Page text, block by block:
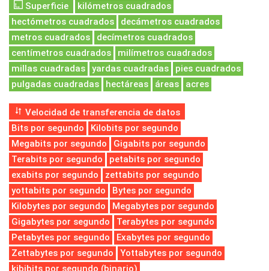
Superficie
kilómetros cuadrados
hectómetros cuadrados
decámetros cuadrados
metros cuadrados
decímetros cuadrados
centímetros cuadrados
milímetros cuadrados
millas cuadradas
yardas cuadradas
pies cuadrados
pulgadas cuadradas
hectáreas áreas acres
Velocidad de transferencia de datos
Bits por segundo
Kilobits por segundo
Megabits por segundo
Gigabits por segundo
Terabits por segundo
petabits por segundo
exabits por segundo
zettabits por segundo
yottabits por segundo
Bytes por segundo
Kilobytes por segundo
Megabytes por segundo
Gigabytes por segundo
Terabytes por segundo
Petabytes por segundo
Exabytes por segundo
Zettabytes por segundo
Yottabytes por segundo
kibibits por segundo (binario)